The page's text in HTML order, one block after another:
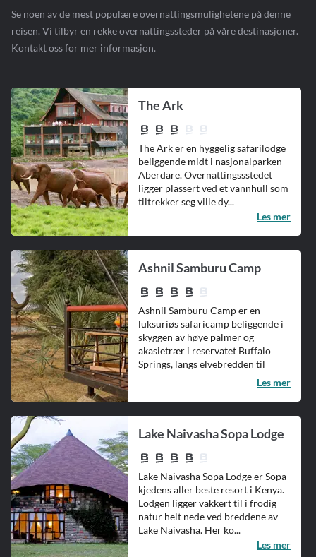
Se noen av de mest populære overnattingsmulighetene på denne
reisen. Vi tilbyr en rekke overnattingssteder på våre destinasjoner.
Kontakt oss for mer informasjon.
The Ark
The Ark er en hyggelig safarilodge
beliggende midt i nasjonalparken
Aberdare. Overnattingssstedet
ligger plassert ved et vannhull som
tiltrekker seg ville dy...
Les mer
Ashnil Samburu Camp
Ashnil Samburu Camp er en
luksuriøs safaricamp beliggende i
skyggen av høye palmer og
akasietrær i reservatet Buffalo
Springs, langs elvebredden til
Les mer
Lake Naivasha Sopa Lodge
Lake Naivasha Sopa Lodge er Sopa-
kjedens aller beste resort i Kenya.
Lodgen ligger vakkert til i frodig
natur helt nede ved breddene av
Lake Naivasha. Her ko...
Les mer